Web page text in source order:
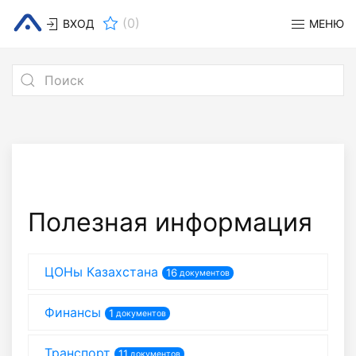
ВХОД (0) МЕНЮ
Полезная информация
ЦОНы Казахстана 16 документов
Финансы 1 документов
Транспорт